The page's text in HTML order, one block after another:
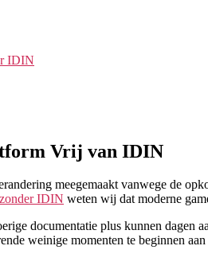
IDIN
Vrij van IDIN
meegemaakt vanwege de
IDIN weten wij dat moderne
documentatie plus kunnen
weinige momenten te beginnen